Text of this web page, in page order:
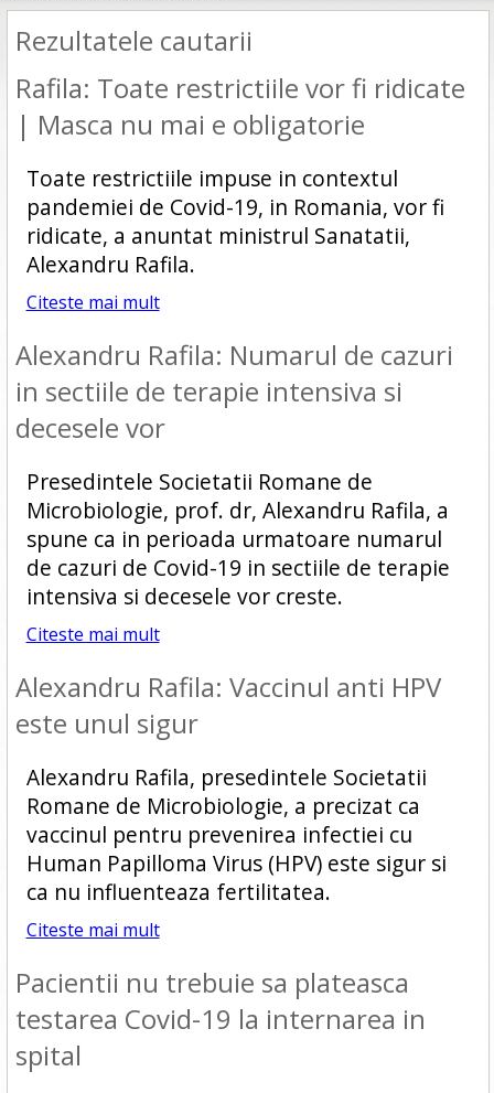
Rezultatele cautarii
Rafila: Toate restrictiile vor fi ridicate
| Masca nu mai e obligatorie
Toate restrictiile impuse in contextul
pandemiei de Covid-19, in Romania, vor fi
ridicate, a anuntat ministrul Sanatatii,
Alexandru Rafila.
Citeste mai mult
Alexandru Rafila: Numarul de cazuri
in sectiile de terapie intensiva si
decesele vor
Presedintele Societatii Romane de
Microbiologie, prof. dr, Alexandru Rafila, a
spune ca in perioada urmatoare numarul
de cazuri de Covid-19 in sectiile de terapie
intensiva si decesele vor creste.
Citeste mai mult
Alexandru Rafila: Vaccinul anti HPV
este unul sigur
Alexandru Rafila, presedintele Societatii
Romane de Microbiologie, a precizat ca
vaccinul pentru prevenirea infectiei cu
Human Papilloma Virus (HPV) este sigur si
ca nu influenteaza fertilitatea.
Citeste mai mult
Pacientii nu trebuie sa plateasca
testarea Covid-19 la internarea in
spital